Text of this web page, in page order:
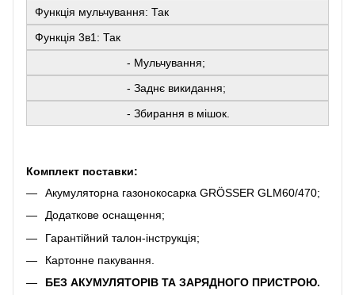
Функція мульчування: Так
Функція 3в1: Так
- Мульчування;
- Заднє викидання;
- Збирання в мішок.
Комплект поставки:
Акумуляторна газонокосарка GRÖSSER GLM60/470;
Додаткове оснащення;
Гарантійний талон-інструкція;
Картонне пакування.
БЕЗ АКУМУЛЯТОРІВ ТА ЗАРЯДНОГО ПРИСТРОЮ.